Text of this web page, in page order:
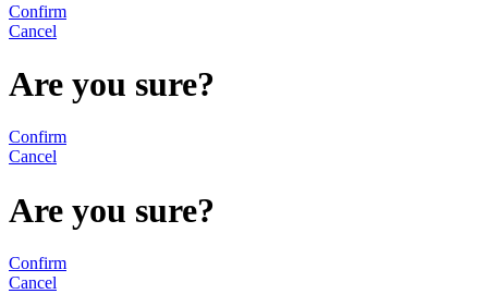
Confirm
Cancel
Are you sure?
Confirm
Cancel
Are you sure?
Confirm
Cancel